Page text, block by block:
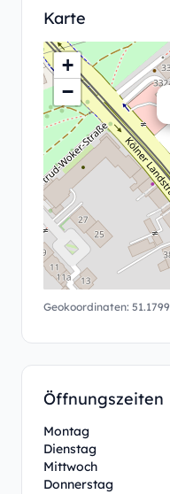
Karte
+
−
Geokoordinaten: 51.1799
Öffnungszeiten
Montag
Dienstag
Mittwoch
Donnerstag